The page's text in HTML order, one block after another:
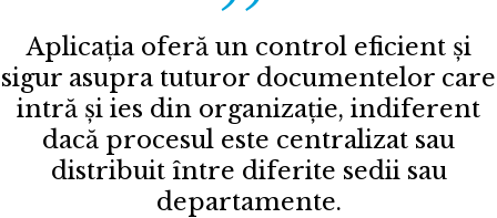
Aplicația oferă un control eficient și
sigur asupra tuturor documentelor care
intră și ies din organizație, indiferent
dacă procesul este centralizat sau
distribuit între diferite sedii sau
departamente.